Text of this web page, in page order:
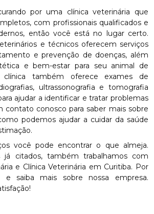
por uma clínica veterinária que
com profissionais qualificados e
então você está no lugar certo.
e técnicos oferecem serviços
e prevenção de doenças, além
e bem-estar para seu animal de
clínica também oferece exames de
ultrassonografia e tomografia
ajudar a identificar e tratar problemas
contato conosco para saber mais sobre
podemos ajudar a cuidar da saúde
você pode encontrar o que almeja.
já citados, também trabalhamos com
e Clínica Veterinária em Curitiba. Por
e saiba mais sobre nossa empresa.